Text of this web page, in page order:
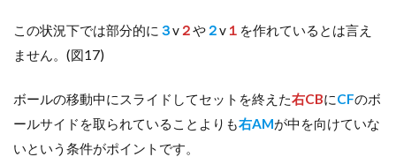
この状況下では部分的に ３v ２や ２v １ を作れているとは言え
ません。(図17)
ボールの移動中にスライドしてセットを終えた右CBにCFのボ
ールサイドを取られていることよりも右AMが中を向けていな
いという条件がポイントです。